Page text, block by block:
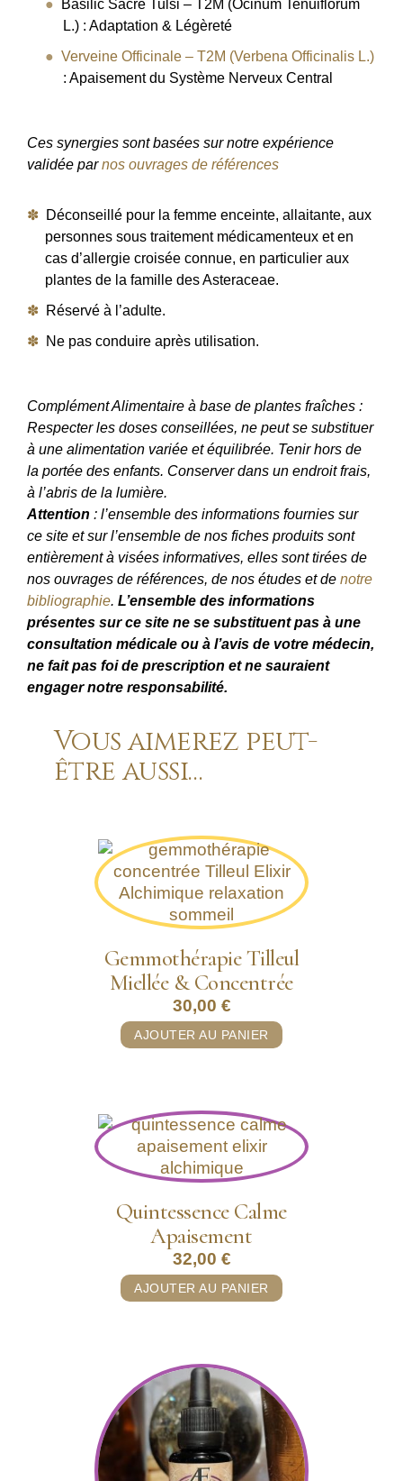
Basilic Sacré Tulsi – T2M (Ocinum Tenuiflorum
L.) : Adaptation & Légèreté
Verveine Officinale – T2M (Verbena Officinalis L.)
: Apaisement du Système Nerveux Central
Ces synergies sont basées sur notre expérience
validée parnos ouvrages de références
Déconseillé pour la femme enceinte, allaitante, aux
personnes sous traitement médicamenteux et en
cas d’allergie croisée connue, en particulier aux
plantes de la famille des Asteraceae.
Réservé à l’adulte.
Ne pas conduire après utilisation.
Complément Alimentaire à base de plantes fraîches :
Respecter les doses conseillées, ne peut se substituer
à une alimentation variée et équilibrée. Tenir hors de
la portée des enfants. Conserver dans un endroit frais,
à l’abris de la lumière.
Attention : l’ensemble des informations fournies sur
ce site et sur l’ensemble de nos fiches produits sont
entièrement à visées informatives, elles sont tirées de
nos ouvrages de références, de nos études et de notre
bibliographie. L’ensemble des informations
présentes sur ce site ne se substituent pas à une
consultation médicale ou à l’avis de votre médecin,
ne fait pas foi de prescription et ne sauraient
engager notre responsabilité.
Vous aimerez peut-
être aussi…
Gemmothérapie Tilleul
Miellée & Concentrée
30,00 €
AJOUTER AU PANIER
Quintessence Calme
Apaisement
32,00 €
AJOUTER AU PANIER